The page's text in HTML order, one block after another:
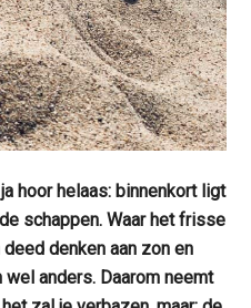
hoor helaas: binnenkort ligt
schappen. Waar het frisse
denken aan zon en
anders. Daarom neemt